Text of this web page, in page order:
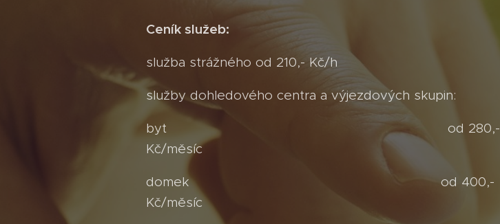
Ceník služeb:
služba strážného od 210,- Kč/h
služby dohledového centra a výjezdových skupin:
byt od 280,-
Kč/měsíc
domek od 400,-
Kč/měsíc